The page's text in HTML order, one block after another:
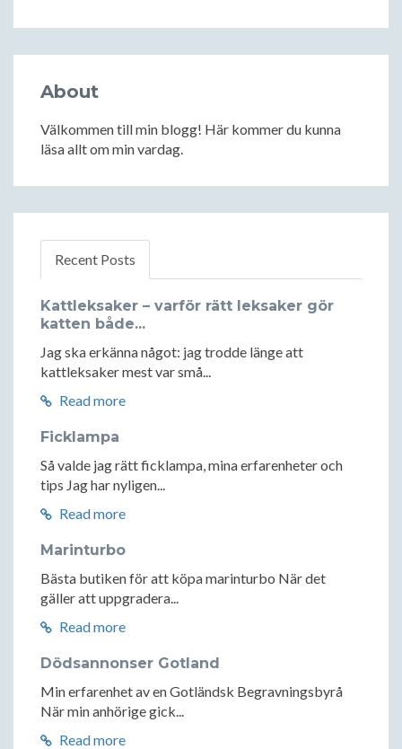
About
Välkommen till min blogg! Här kommer du kunna
läsa allt om min vardag.
Recent Posts
Kattleksaker – varför rätt leksaker gör
katten både...
Jag ska erkänna något: jag trodde länge att
kattleksaker mest var små...
Read more
Ficklampa
Så valde jag rätt ficklampa, mina erfarenheter och
tips Jag har nyligen...
Read more
Marinturbo
Bästa butiken för att köpa marinturbo När det
gäller att uppgradera...
Read more
Dödsannonser Gotland
Min erfarenhet av en Gotländsk Begravningsbyrå
När min anhörige gick...
Read more